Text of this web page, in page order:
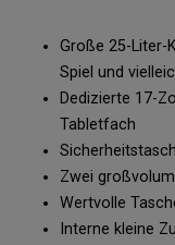
Große 25-Liter-
Spiel und
Dedizierte 17-
Tabletfach
Zwei
Wertvolle
Interne kleine